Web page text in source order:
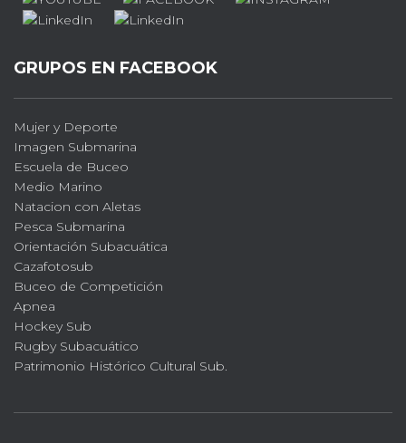
GRUPOS EN FACEBOOK
Mujer y Deporte
Imagen Submarina
Escuela de Buceo
Medio Marino
Natacion con Aletas
Pesca Submarina
Orientación Subacuática
Cazafotosub
Buceo de Competición
Apnea
Hockey Sub
Rugby Subacuático
Patrimonio Histórico Cultural Sub.